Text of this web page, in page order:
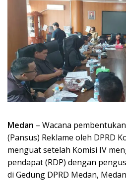
Medan – Wacana
(Pansus) Reklame oleh DPRD
menguat setelah Komisi IV
pendapat (RDP) dengan
di Gedung DPRD Medan,